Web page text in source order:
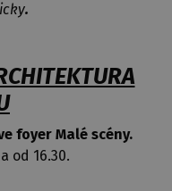
.
foyer Malé scény.
od 16.30.